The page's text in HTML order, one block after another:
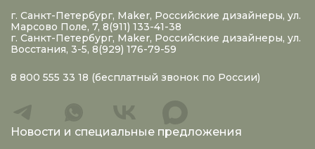
г. Санкт-Петербург, Maker, Российские дизайнеры, ул.
Марсово Поле, 7, 8(911) 133-41-38
г. Санкт-Петербург, Maker, Российские дизайнеры, ул.
Восстания, 3-5, 8(929) 176-79-59
8 800 555 33 18 (бесплатный звонок по России)
Новости и специальные предложения